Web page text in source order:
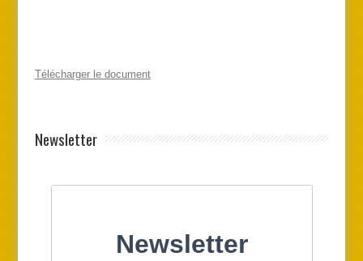
Télécharger le document
Newsletter